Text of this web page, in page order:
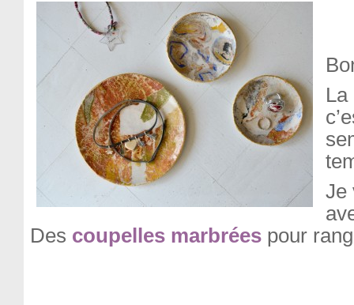
La
Je
Des coupelles marbrées pour